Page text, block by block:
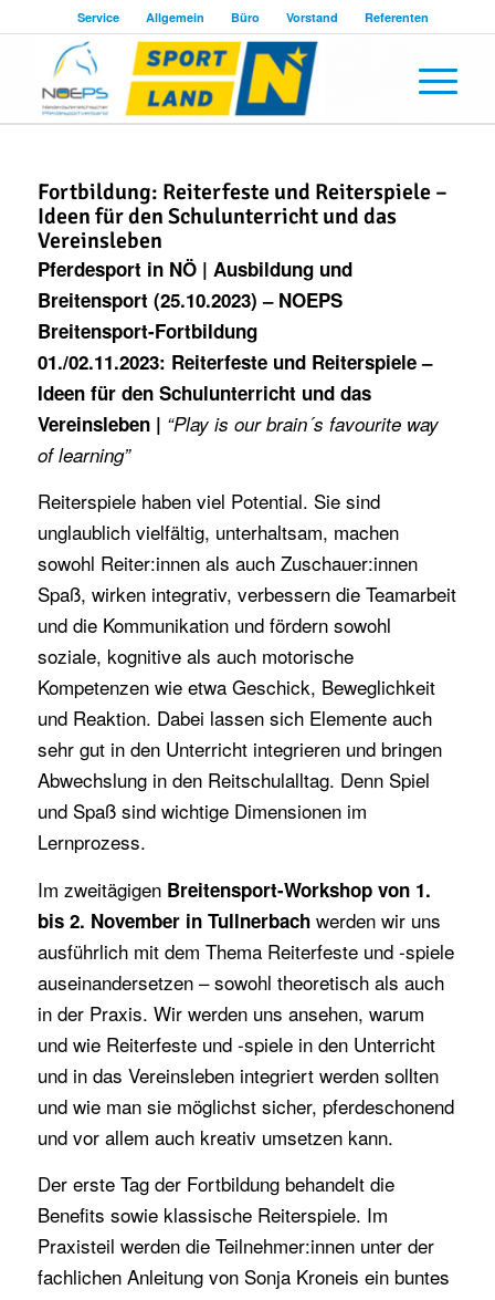
Service Allgemein Büro Vorstand Referenten
Fortbildung: Reiterfeste und Reiterspiele –
Ideen für den Schulunterricht und das
Vereinsleben
Pferdesport in NÖ | Ausbildung und
Breitensport (25.10.2023) – NOEPS
Breitensport-Fortbildung
01./02.11.2023: Reiterfeste und Reiterspiele –
Ideen für den Schulunterricht und das
Vereinsleben | “Play is our brain´s favourite way
of learning”
Reiterspiele haben viel Potential. Sie sind
unglaublich vielfältig, unterhaltsam, machen
sowohl Reiter:innen als auch Zuschauer:innen
Spaß, wirken integrativ, verbessern die Teamarbeit
und die Kommunikation und fördern sowohl
soziale, kognitive als auch motorische
Kompetenzen wie etwa Geschick, Beweglichkeit
und Reaktion. Dabei lassen sich Elemente auch
sehr gut in den Unterricht integrieren und bringen
Abwechslung in den Reitschulalltag. Denn Spiel
und Spaß sind wichtige Dimensionen im
Lernprozess.
Im zweitägigen Breitensport-Workshop von 1.
bis 2. November in Tullnerbachwerden wir uns
ausführlich mit dem Thema Reiterfeste und -spiele
auseinandersetzen – sowohl theoretisch als auch
in der Praxis. Wir werden uns ansehen, warum
und wie Reiterfeste und -spiele in den Unterricht
und in das Vereinsleben integriert werden sollten
und wie man sie möglichst sicher, pferdeschonend
und vor allem auch kreativ umsetzen kann.
Der erste Tag der Fortbildung behandelt die
Benefits sowie klassische Reiterspiele. Im
Praxisteil werden die Teilnehmer:innen unter der
fachlichen Anleitung von Sonja Kroneis ein buntes